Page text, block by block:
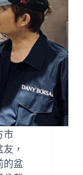
市
，
的盆